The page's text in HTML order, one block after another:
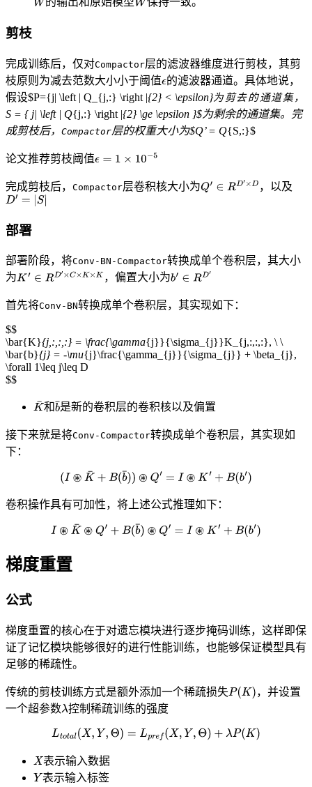
剪枝
完成训练后，仅对Compactor层的滤波器维度进行剪枝，其剪
枝原则为减去范数大小小于阈值 的滤波器通道。具体地说，
假设$P={j| \left | Q_{j,:} \right |{2} < \epsilon}为剪去的通道集 ，
S = { j| \left | Q{j,:} \right |{2} \ge \epsilon }$为剩余的通道集。完
成剪枝后， Compactor层的权重大小为$Q’ = Q{S,:}$
论文推荐剪枝阈值
完成剪枝后， Compactor层卷积核大小为 ，以及
部署
部署阶段，将Conv-BN-Compactor转换成单个卷积层，其大小
为
，偏置大小为
首先将Conv-BN转换成单个卷积层，其实现如下：
$$
\bar{K}{j,:,:,:} = \frac{\gamma{j}}{\sigma_{j}}K_{j,:,:,:}, \ \
\bar{b}{j} = -\mu{j}\frac{\gamma_{j}}{\sigma_{j}} + \beta_{j},
\forall 1\leq j\leq D
$$
和 是新的卷积层的卷积核以及偏置
接下来就是将Conv-Compactor转换成单个卷积层，其实现如
下：
卷积操作具有可加性，将上述公式推理如下：
梯度重置
公式
梯度重置的核心在于对遗忘模块进行逐步掩码训练，这样即保
证了记忆模块能够很好的进行性能训练，也能够保证模型具有
足够的稀疏性。
传统的剪枝训练方式是额外添加一个稀疏损失
，并设置
一个超参数 控制稀疏训练的强度
表示输入数据
表示输入标签